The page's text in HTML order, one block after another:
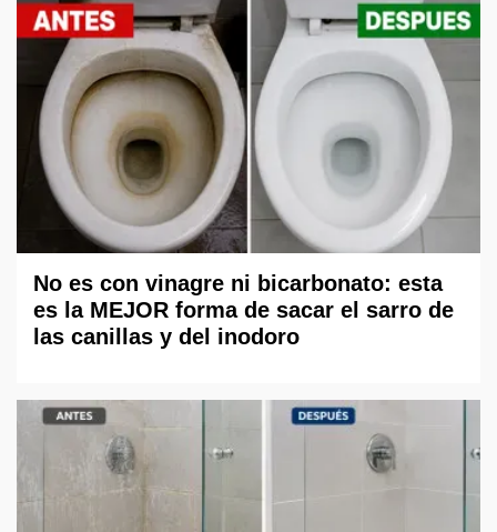
No es con vinagre ni bicarbonato: esta
es la MEJOR forma de sacar el sarro de
las canillas y del inodoro